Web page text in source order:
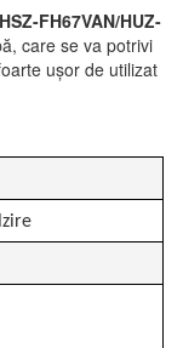
FH67VAN/HUZ-
care se va potrivi
ușor de utilizat